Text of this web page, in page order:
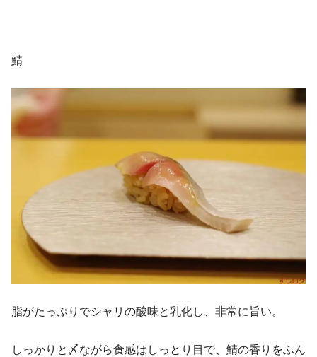
鯖
脂がたっぷりでシャリの酸味と乳化し、非常に旨い。
しっかりと〆ながら食感はしっとり目で、鯖の香りをふん